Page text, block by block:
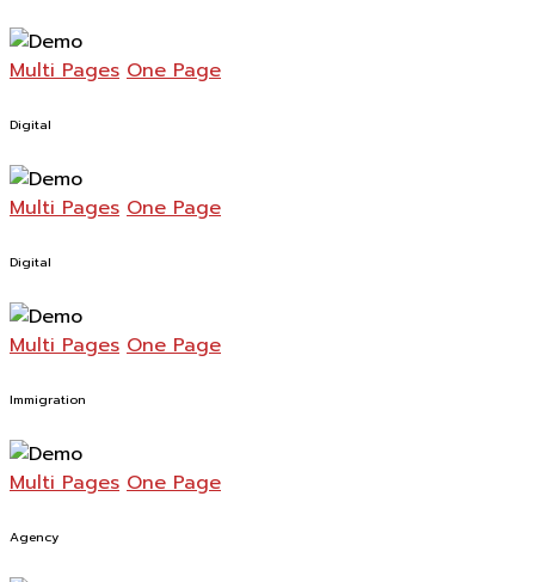
Multi Pages One Page
Digital
Multi Pages One Page
Digital
Multi Pages One Page
Immigration
Multi Pages One Page
Agency